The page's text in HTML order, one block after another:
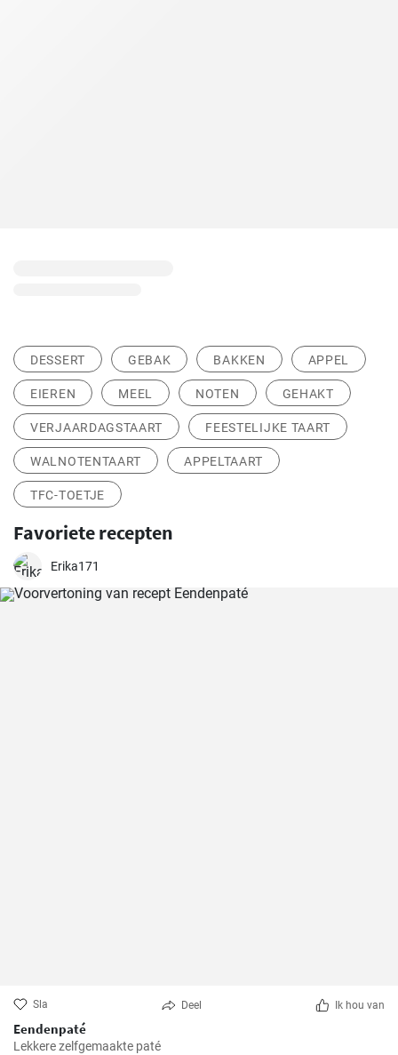
DESSERT GEBAK BAKKEN APPEL
EIEREN MEEL NOTEN GEHAKT
VERJAARDAGSTAART FEESTELIJKE TAART
WALNOTENTAART APPELTAART
TFC-TOETJE
Favoriete recepten
Erika171
Sla Deel Ik hou van
Eendenpaté
Lekkere zelfgemaakte paté